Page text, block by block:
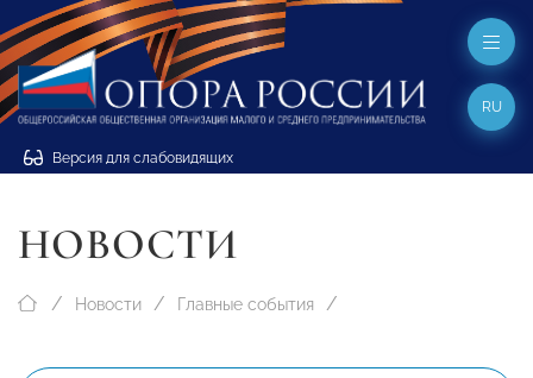
Версия для слабовидящих
RU
НОВОСТИ
Новости Главные события